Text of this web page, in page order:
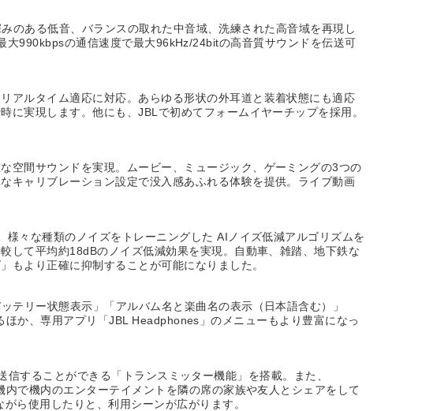
のある低音、バランスの取れた中音域、洗練された高音域を再現し
大990kbpsの通信速度で最大96kHz/24bitの高音質サウンドを伝送可
アルタイム適応に対応。あらゆる形状の外耳道と装着状態にも適応
実現します。他にも、JBLで初めてフォームイヤーチップを採用。
空間サウンドを実現。ムービー、ミュージック、ゲーミングの3つの
キャリブレーション設定で没入感あふれる体験を提供。ライブ動画
々な種類のノイズをトレーニングした AIノイズ低減アルゴリズムを
して平均約18dBのノイズ低減効果を実現。自動車、雑踏、地下鉄な
もより正確に抑制することが可能になりました。
リー状態表示」「アルバム名と楽曲名の表示（日本語含む）」
か、専用アプリ「JBL Headphones」のメニューもより豊富になっ
することができる「トランスミッター機能」を搭載。また、
で機内のエンターテイメントを隣の席の家族や友人とシェアをして
ら使用したりと、利用シーンが広がります。